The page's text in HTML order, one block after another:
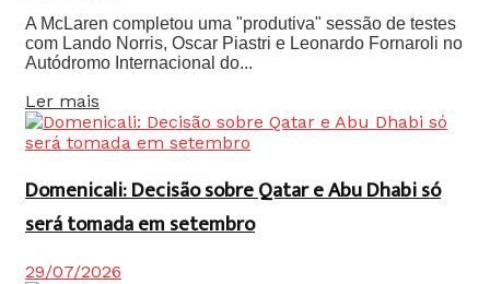
A McLaren completou uma "produtiva" sessão de testes
com Lando Norris, Oscar Piastri e Leonardo Fornaroli no
Autódromo Internacional do...
Ler mais
Domenicali: Decisão sobre Qatar e Abu Dhabi só
será tomada em setembro
29/07/2026